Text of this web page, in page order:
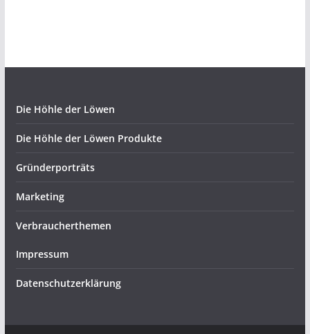
Die Höhle der Löwen
Die Höhle der Löwen Produkte
Gründerporträts
Marketing
Verbraucherthemen
Impressum
Datenschutzerklärung